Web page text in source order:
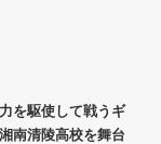
を駆使して戦うギ
南清陵高校を舞台